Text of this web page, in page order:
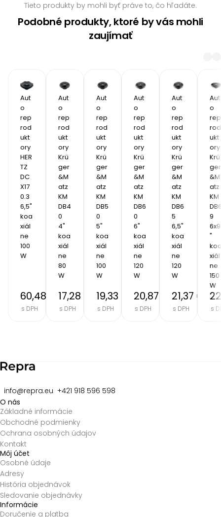
Tieto produkty by mohli byť práve to, čo hľadáte.
Podobné produkty, ktoré by vás mohli
zaujímať
Aut
o
rep
rod
ukt
ory
HER
TZ
DC
X17
0.3
6,5"
koa
xiál
ne
100
W
60,48 €
s DPH
Aut
o
rep
rod
ukt
ory
Krü
ger
&M
atz
KM
DB4
0
4"
koa
xiál
ne
80
W
17,28 €
s DPH
Aut
o
rep
rod
ukt
ory
Krü
ger
&M
atz
KM
DB5
0
5"
koa
xiál
ne
100
W
19,33 €
s DPH
Aut
o
rep
rod
ukt
ory
Krü
ger
&M
atz
KM
DB6
0
6"
koa
xiál
ne
120
W
20,87 €
s DPH
Aut
o
rep
rod
ukt
ory
Krü
ger
&M
atz
KM
DB6
5
6,5"
koa
xiál
ne
120
W
21,37 €
s DPH
Aut
o
rep
rod
ukt
ory
Krü
ger
&M
atz
KM
9
6x9
"
xiál
ne
150
W
s
info@repra.eu +421 918 596 598
O nás
Základné informácie
Obchodné podmienky
Ochrana osobných údajov
Kontakt
Môj účet
Osobné údaje
Adresy
História objednávok
Sledovanie objednávky
Informácie
Doručenie a platba